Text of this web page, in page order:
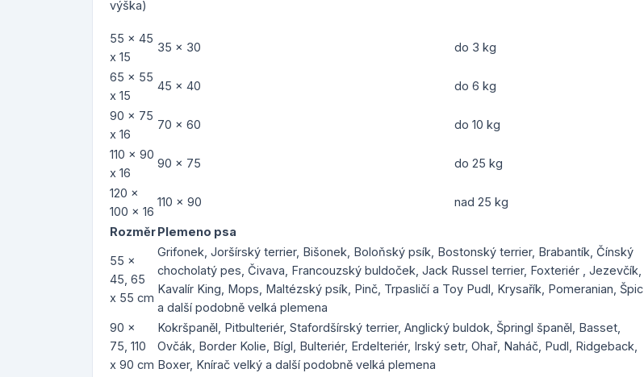
výška)
55 x 45
x 15
35 x 30 do 3 kg
65 x 55
x 15
45 x 40 do 6 kg
90 x 75
x 16
70 x 60 do 10 kg
110 x 90
x 16
90 x 75 do 25 kg
120 x
100 x 16
110 x 90 nad 25 kg
RozměrPlemeno psa
55 x
45, 65
x 55 cm
Grifonek, Joršírský terrier, Bišonek, Boloňský psík, Bostonský terrier, Brabantík, Čínský
chocholatý pes, Čivava, Francouzský buldoček, Jack Russel terrier, Foxteriér , Jezevčík,
Kavalír King, Mops, Maltézský psík, Pinč, Trpasličí a Toy Pudl, Krysařík, Pomeranian, Špic
a další podobně velká plemena
90 x
75, 110
x 90 cm
Kokršpaněl, Pitbulteriér, Stafordšírský terrier, Anglický buldok, Špringl španěl, Basset,
Ovčák, Border Kolie, Bígl, Bulteriér, Erdelteriér, Irský setr, Ohař, Naháč, Pudl, Ridgeback,
Boxer, Knírač velký a další podobně velká plemena